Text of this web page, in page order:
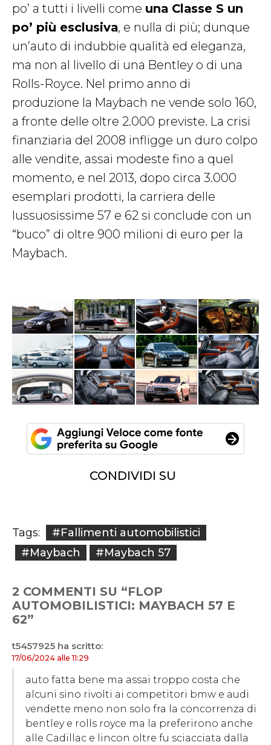
po’ a tutti i livelli come una Classe S un
po’ più esclusiva, e nulla di più; dunque
un’auto di indubbie qualità ed eleganza,
ma non al livello di una Bentley o di una
Rolls-Royce. Nel primo anno di
produzione la Maybach ne vende solo 160,
a fronte delle oltre 2.000 previste. La crisi
finanziaria del 2008 infligge un duro colpo
alle vendite, assai modeste fino a quel
momento, e nel 2013, dopo circa 3.000
esemplari prodotti, la carriera delle
lussuosissime 57 e 62 si conclude con un
“buco” di oltre 900 milioni di euro per la
Maybach.
CONDIVIDI SU
Tags:
#Fallimenti automobilistici
#Maybach
#Maybach 57
2 COMMENTI SU “FLOP
AUTOMOBILISTICI: MAYBACH 57 E
62”
t5457925 ha scritto:
17/06/2024 alle 11:29
auto fatta bene ma assai troppo costa che
alcuni sino rivolti ai competitori bmw e audi
vendette meno non solo fra la concorrenza di
bentley e rolls royce ma la preferirono anche
alle Cadillac e lincon oltre fu sciacciata dalla